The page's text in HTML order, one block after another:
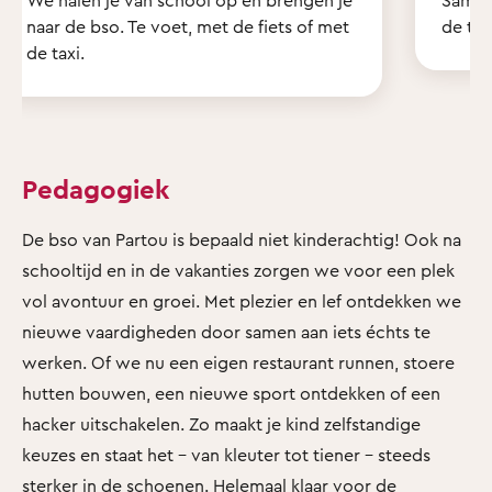
naar de bso. Te voet, met de fiets of met
de taxi.
de
Pedagogiek
De bso van Partou is bepaald niet kinderachtig! Ook na
schooltijd en in de vakanties zorgen we voor een plek
vol avontuur en groei. Met plezier en lef ontdekken we
nieuwe vaardigheden door samen aan iets échts te
werken. Of we nu een eigen restaurant runnen, stoere
hutten bouwen, een nieuwe sport ontdekken of een
hacker uitschakelen. Zo maakt je kind zelfstandige
keuzes en staat het - van kleuter tot tiener - steeds
sterker in de schoenen. Helemaal klaar voor de